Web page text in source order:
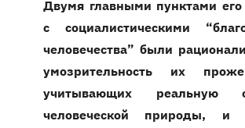
Двумя главными пунктами
с социалистическими
человечества” были
умозрительность их
учитывающих реальную
человеческой природы, и